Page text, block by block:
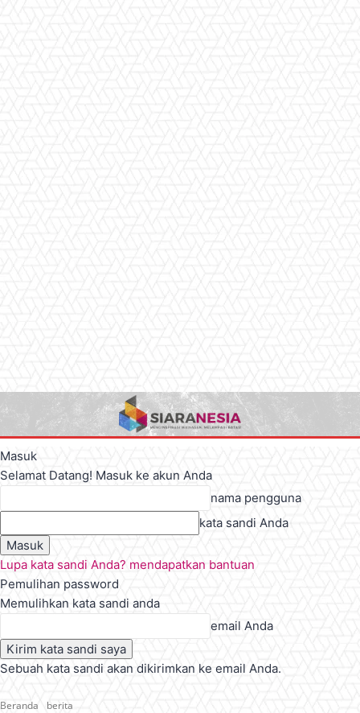
Masuk
Selamat Datang! Masuk ke akun Anda
nama pengguna
kata sandi Anda
Lupa kata sandi Anda? mendapatkan bantuan
Pemulihan password
Memulihkan kata sandi anda
email Anda
Sebuah kata sandi akan dikirimkan ke email Anda.
Beranda berita